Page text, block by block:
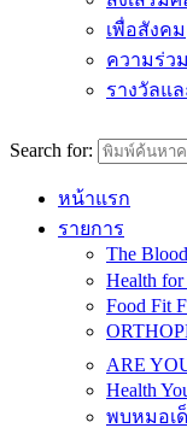
เพื่อสังคม
ความร่ว
รางวัลแ
Search for:
หน้าแรก
รายการ
The Blood
Health
Food Fit
ARE
Health
พบหมอเ